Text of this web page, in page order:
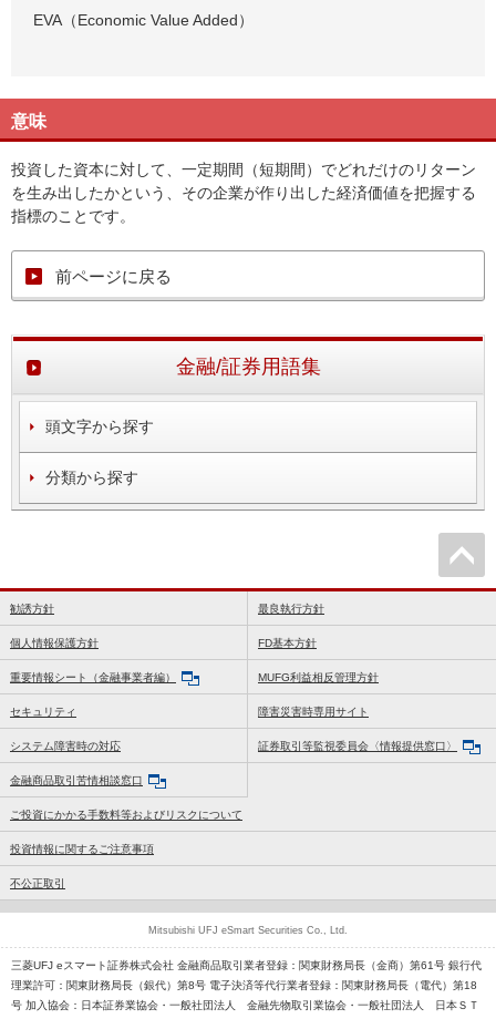
EVA（Economic Value Added）
意味
投資した資本に対して、一定期間（短期間）でどれだけのリターン
を生み出したかという、その企業が作り出した経済価値を把握する
指標のことです。
前ページに戻る
金融/証券用語集
頭文字から探す
分類から探す
勧誘方針 最良執行方針
個人情報保護方針 FD基本方針
重要情報シート（金融事業者編） MUFG利益相反管理方針
セキュリティ 障害災害時専用サイト
システム障害時の対応 証券取引等監視委員会〈情報提供窓口〉
金融商品取引苦情相談窓口
ご投資にかかる手数料等およびリスクについて
投資情報に関するご注意事項
不公正取引
三菱UFJ eスマート証券株式会社 金融商品取引業者登録：関東財務局長（金商）第61号 銀行代
理業許可：関東財務局長（銀代）第8号 電子決済等代行業者登録：関東財務局長（電代）第18
号 加入協会：日本証券業協会・一般社団法人 金融先物取引業協会・一般社団法人 日本ＳＴ
Mitsubishi UFJ eSmart Securities Co., Ltd.